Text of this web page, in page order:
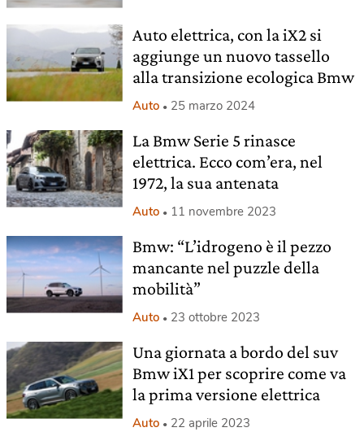
Auto elettrica, con la iX2 si
aggiunge un nuovo tassello
alla transizione ecologica Bmw
Auto 25 marzo 2024
La Bmw Serie 5 rinasce
elettrica. Ecco com’era, nel
1972, la sua antenata
Auto 11 novembre 2023
Bmw: “L’idrogeno è il pezzo
mancante nel puzzle della
mobilità”
Auto 23 ottobre 2023
Una giornata a bordo del suv
Bmw iX1 per scoprire come va
la prima versione elettrica
Auto 22 aprile 2023